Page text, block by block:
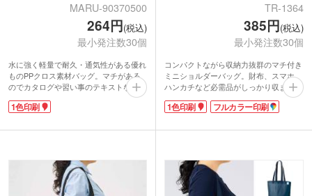
MARU-90370500
264円(税込)
最小発注数30個
水に強く軽量で耐久・通気性がある優れ
ものPPクロス素材バッグ。マチがある
のでカタログや習い事のテキストなど重
い荷物が楽に運べて自立します。汚れて
もサッと拭けば綺麗になるから、お手入
す。
レルショップ・雑貨店のショッパーにい
かかでしょうか？末永く愛用してもらえ
るノベルティで人気があります。
1色印刷
TR-1364
385円(税込)
最小発注数30個
コンパクトながら収納力抜群のマチ付き
ミニショルダーバッグ。財布、スマホ、
ハンカチなど必需品がしっかり収まりま
す。長さ調節可能な肩紐で男女問わず使
いやすく、短めにしてボディバッグ風に
1色またはフルカラーで名入れができま
です。
1色印刷 フルカラー印刷